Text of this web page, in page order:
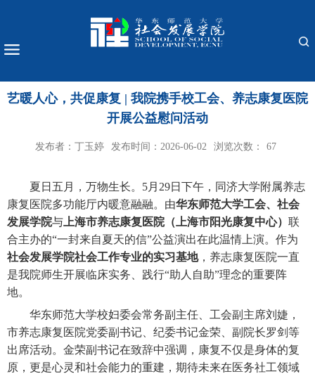
艺暖人心，共促康复 | 我院携手校工会、养志康复医院
开展公益慰问活动
发布者：丁玉婷 发布时间：2026-06-02 浏览次数： 67
夏日五月，万物生长。5月29日下午，同济大学附属养志
康复医院多功能厅内暖意融融。由华东师范大学工会、 社会
发展学院与 上海市养志康复医院（上海市阳光康复中心） 联
合主办的“一封来自夏天的信”公益演出在此温情上演。作为
社会发展学院社会工作专业的实习基地，养志康复医院一直
是我院师生开展临床实务、践行“助人自助”理念的重要阵
地。
华东师范大学校妇委会常务副主任、工会副主席刘婕，
市养志康复医院党委副书记、纪委书记金荣、副院长罗剑等
出席活动。金荣副书记在致辞中强调，康复不仅是身体的复
原，更是心灵和社会能力的重建，期待未来在医务社工领域